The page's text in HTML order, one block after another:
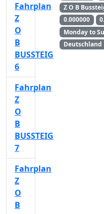
Z O B
0.000000
Monday to
Deutschland
Fahrplan
Z
O
B
BUSSTEIG
6
Fahrplan
Z
O
B
BUSSTEIG
7
Fahrplan
Z
O
B